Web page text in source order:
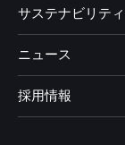
サステナビリティ
ニュース
採用情報